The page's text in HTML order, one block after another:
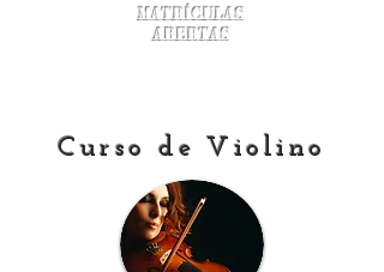
Matrículas
Abertas
Curso de Violino